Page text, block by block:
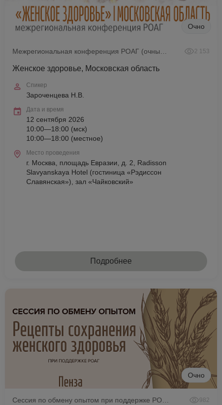
Очно
2 153
Женское здоровье, Московская область
Спикер
Зароченцева Н.В.
Дата и время
12 сентября 2026
10:00—18:00 (мск)
10:00—18:00 (местное)
Место проведения
г. Москва, площадь Евразии, д. 2, Radisson
Slavyanskaya Hotel (гостиница «Рэдиссон
Славянская»), зал «Чайковский»
Подробнее
Очно
982